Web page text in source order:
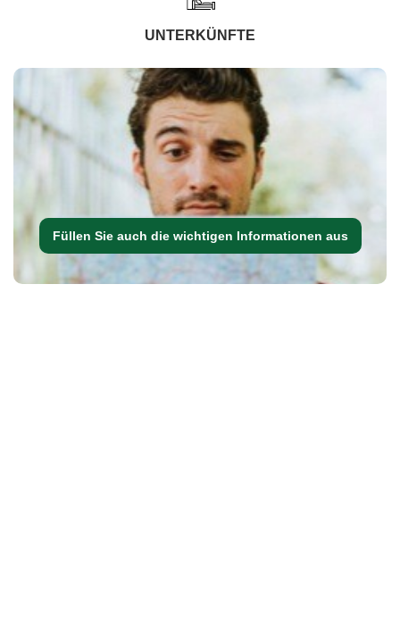
UNTERKÜNFTE
Füllen Sie auch die wichtigen Informationen aus